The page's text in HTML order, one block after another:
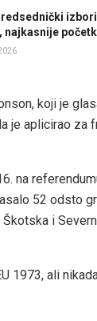
najkasnije
koji je
je aplicirao za
na
52 odsto
i
1973, ali